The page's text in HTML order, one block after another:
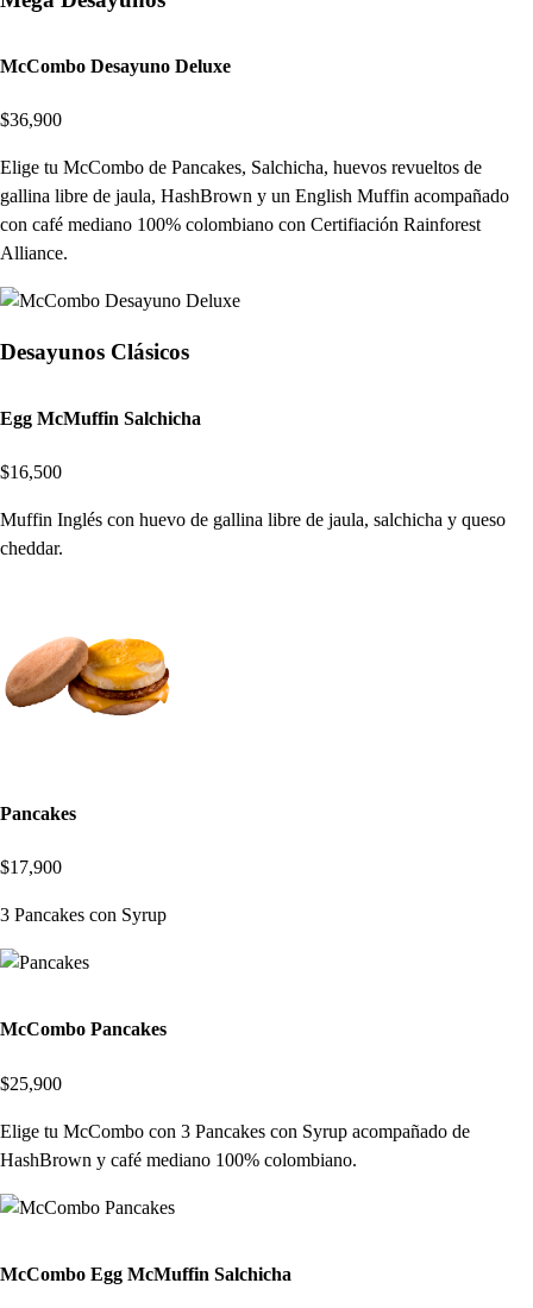
McCombo Desayuno Deluxe
$36,900
Elige tu McCombo de Pancakes, Salchicha, huevos revueltos de
gallina libre de jaula, HashBrown y un English Muffin acompañado
con café mediano 100% colombiano con Certifiación Rainforest
Alliance.
Desayunos Clásicos
Egg McMuffin Salchicha
$16,500
Muffin Inglés con huevo de gallina libre de jaula, salchicha y queso
cheddar.
Pancakes
$17,900
3 Pancakes con Syrup
McCombo Pancakes
$25,900
Elige tu McCombo con 3 Pancakes con Syrup acompañado de
HashBrown y café mediano 100% colombiano.
McCombo Egg McMuffin Salchicha